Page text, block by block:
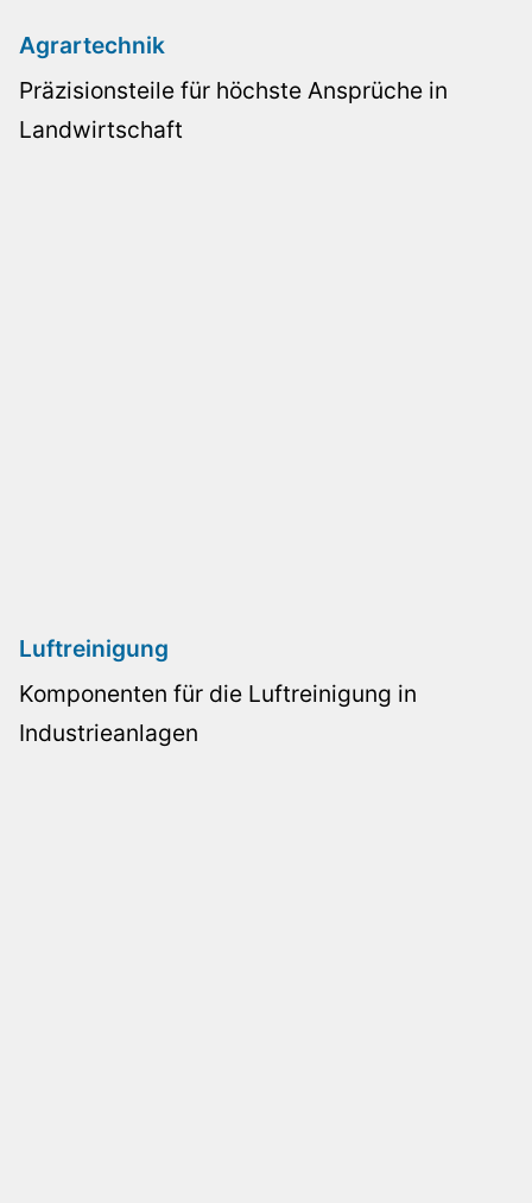
Agrartechnik
Präzisionsteile für höchste Ansprüche in
Landwirtschaft
Luftreinigung
Komponenten für die Luftreinigung in
Industrieanlagen